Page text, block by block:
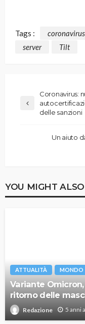
Tags : coronavirus
server
Tilt
Coronavirus:
delle sanzioni
Un aiuto
YOU MIGHT
ATTUALITÀ MONDO
Variante
ritorno delle
Redazione 5 anni